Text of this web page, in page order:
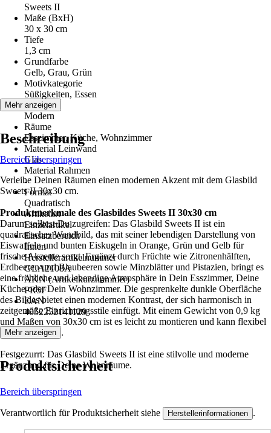
Sweets II
Maße (BxH)
30 x 30 cm
Tiefe
1,3 cm
Grundfarbe
Gelb, Grau, Grün
Motivkategorie
Süßigkeiten, Essen
Stilwelt
Modern
Räume
Esszimmer, Küche, Wohnzimmer
Material Leinwand
Glas
Material Rahmen
-
Format
Quadratisch
Artikelart
Einzelartikel
Einsatzbereich
Innen
Herstellerartikelnummer
GLA2108A
AKN (Artikelkurznummer)
PR5F
EAN
4052252141129
Mehr anzeigen
Beschreibung
Bereich überspringen
Verleihe Deinen Räumen einen modernen Akzent mit dem Glasbild
Sweets II 30x30 cm.
Produktmerkmale des Glasbildes Sweets II 30x30 cm
Darum solltest Du zugreifen: Das Glasbild Sweets II ist ein
quadratisches Wandbild, das mit seiner lebendigen Darstellung von
Eiswaffeln und bunten Eiskugeln in Orange, Grün und Gelb für
frische Akzente sorgt. Ergänzt durch Früchte wie Zitronenhälften,
Erdbeeren und Blaubeeren sowie Minzblätter und Pistazien, bringt es
eine fröhliche und lebendige Atmosphäre in Dein Esszimmer, Deine
Küche oder Dein Wohnzimmer. Die gesprenkelte dunkle Oberfläche
des Bildes bietet einen modernen Kontrast, der sich harmonisch in
zeitgemäße Einrichtungsstile einfügt. Mit einem Gewicht von 0,9 kg
und Maßen von 30x30 cm ist es leicht zu montieren und kann flexibel
platziert werden.
Festgezurrt: Das Glasbild Sweets II ist eine stilvolle und moderne
Ergänzung für Deine Wohnräume.
Mehr anzeigen
Produktsicherheit
Bereich überspringen
Verantwortlich für Produktsicherheit siehe Herstellerinformationen .